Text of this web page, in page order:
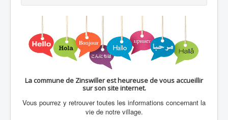
La commune de Zinswiller est heureuse de vous accueillir
sur son site internet.
Vous pourrez y retrouver toutes les informations concernant la
vie de notre village.